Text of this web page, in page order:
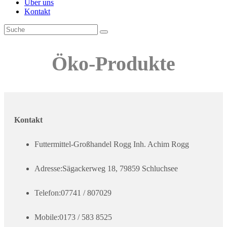
Über uns
Kontakt
Öko-Produkte
Kontakt
Futtermittel-Großhandel Rogg Inh. Achim Rogg
Adresse:Sägackerweg 18, 79859 Schluchsee
Telefon:07741 / 807029
Mobile:0173 / 583 8525